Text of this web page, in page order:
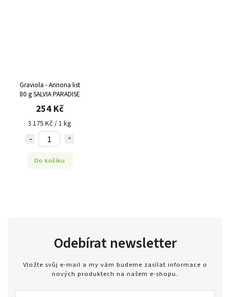
Graviola - Annona list
80 g SALVIA PARADISE
254 Kč
3 175 Kč / 1 kg
Do košíku
Odebírat newsletter
Vložte svůj e-mail a my vám budeme zasílat informace o
nových produktech na našem e-shopu.